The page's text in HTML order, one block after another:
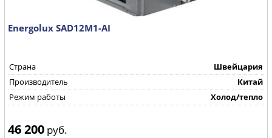
Energolux SAD12M1-AI
Страна
Швейцария
Производитель
Китай
Режим работы
Холод/тепло
46 200 руб.